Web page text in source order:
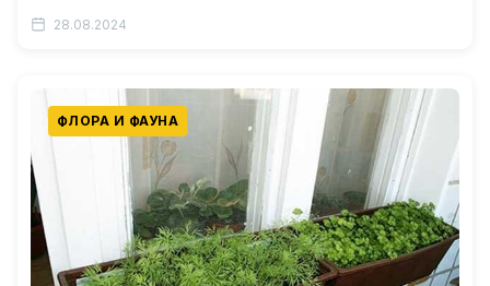
Муравьи – трудолюбивые…
28.08.2024
ФЛОРА И ФАУНА